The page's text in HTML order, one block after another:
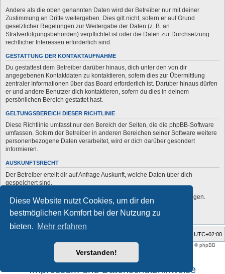
Diese Website nutzt Cookies, um dir den
bestmöglichen Komfort bei der Nutzung zu
bieten. Mehr erfahren
Verstanden!
Andere als die oben genannten Daten wird der Betreiber nur mit deiner
Zustimmung an Dritte weitergeben. Dies gilt nicht, sofern er auf Grund
gesetzlicher Regelungen zur Weitergabe der Daten (z. B. an
Strafverfolgungsbehörden) verpflichtet ist oder die Daten zur Durchsetzung
rechtlicher Interessen erforderlich sind.
GESTATTUNG DER KONTAKTAUFNAHME
Du gestattest dem Betreiber darüber hinaus, dich unter den von dir
angegebenen Kontaktdaten zu kontaktieren, sofern dies zur Übermittlung
zentraler Informationen über das Board erforderlich ist. Darüber hinaus dürfen
er und andere Benutzer dich kontaktieren, sofern du dies in deinem
persönlichen Bereich gestattet hast.
GELTUNGSBEREICH DIESER RICHTLINIE
Diese Richtlinie umfasst nur den Bereich der Seiten, die die phpBB-Software
umfassen. Sofern der Betreiber in anderen Bereichen seiner Software weitere
personenbezogene Daten verarbeitet, wird er dich darüber gesondert
informieren.
AUSKUNFTSRECHT
Der Betreiber erteilt dir auf Anfrage Auskunft, welche Daten über dich
gespeichert sind.
Du kannst jederzeit die Löschung bzw. Sperrung deiner Daten verlangen.
Kontaktiere hierzu bitte den Betreiber.
UTC+02:00
support forum tricolor phpBB
® Forum Software © phpBB
Limited
Deutsche Übersetzung durch
Impressum und Datenschutzhinweise